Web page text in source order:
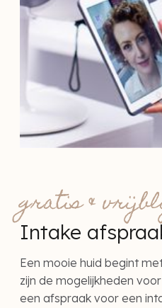
gratis &
Intake
Een mooie huid begint
zijn de mogelijkheden
een afspraak voor een